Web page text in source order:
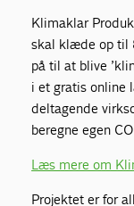
Klimaklar
skal klæde op til
på til at blive
i et gratis online
deltagende
beregne egen
Læs mere om
Projektet er for